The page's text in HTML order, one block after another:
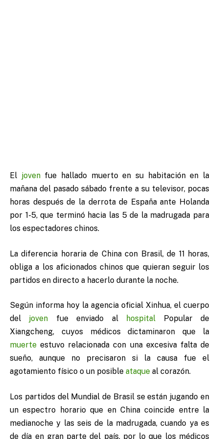
El jovenfue hallado muerto en su habitación en la
mañana del pasado sábado frente a su televisor, pocas
horas después de la derrota de España ante Holanda
por 1-5, que terminó hacia las 5 de la madrugada para
los espectadores chinos.
La diferencia horaria de China con Brasil, de 11 horas,
obliga a los aficionados chinos que quieran seguir los
partidos en directo a hacerlo durante la noche.
Según informa hoy la agencia oficial Xinhua, el cuerpo
del joven fue enviado al hospital Popular de
Xiangcheng, cuyos médicos dictaminaron que la
muerte estuvo relacionada con una excesiva falta de
sueño, aunque no precisaron si la causa fue el
agotamiento físico o un posible ataque al corazón.
Los partidos del Mundial de Brasil se están jugando en
un espectro horario que en China coincide entre la
medianoche y las seis de la madrugada, cuando ya es
de día en gran parte del país, por lo que los médicos